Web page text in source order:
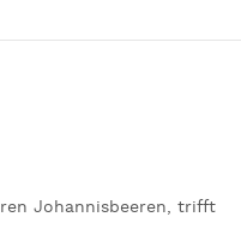
Johannisbeeren, trifft